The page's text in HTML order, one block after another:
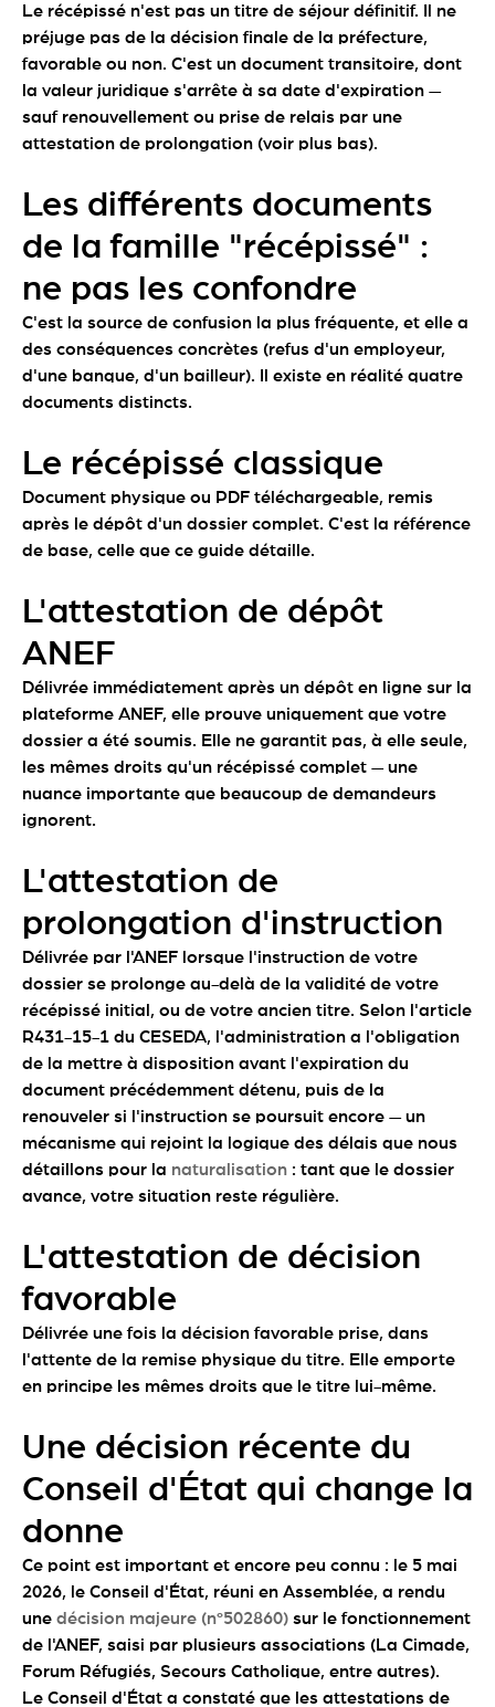
Le récépissé n'est pas un titre de séjour définitif. Il ne
préjuge pas de la décision finale de la préfecture,
favorable ou non. C'est un document transitoire, dont
la valeur juridique s'arrête à sa date d'expiration —
sauf renouvellement ou prise de relais par une
attestation de prolongation (voir plus bas).
Les différents documents
de la famille "récépissé" :
ne pas les confondre
C'est la source de confusion la plus fréquente, et elle a
des conséquences concrètes (refus d'un employeur,
d'une banque, d'un bailleur). Il existe en réalité quatre
documents distincts.
Le récépissé classique
Document physique ou PDF téléchargeable, remis
après le dépôt d'un dossier complet. C'est la référence
de base, celle que ce guide détaille.
L'attestation de dépôt
ANEF
Délivrée immédiatement après un dépôt en ligne sur la
plateforme ANEF, elle prouve uniquement que votre
dossier a été soumis. Elle ne garantit pas, à elle seule,
les mêmes droits qu'un récépissé complet — une
nuance importante que beaucoup de demandeurs
ignorent.
L'attestation de
prolongation d'instruction
Délivrée par l'ANEF lorsque l'instruction de votre
dossier se prolonge au-delà de la validité de votre
récépissé initial, ou de votre ancien titre. Selon l'article
R431-15-1 du CESEDA, l'administration a l'obligation
de la mettre à disposition avant l'expiration du
document précédemment détenu, puis de la
renouveler si l'instruction se poursuit encore — un
mécanisme qui rejoint la logique des délais que nous
détaillons pour la naturalisation : tant que le dossier
avance, votre situation reste régulière.
L'attestation de décision
favorable
Délivrée une fois la décision favorable prise, dans
l'attente de la remise physique du titre. Elle emporte
en principe les mêmes droits que le titre lui-même.
Une décision récente du
Conseil d'État qui change la
donne
Ce point est important et encore peu connu : le 5 mai
2026, le Conseil d'État, réuni en Assemblée, a rendu
une décision majeure (n°502860) sur le fonctionnement
de l'ANEF, saisi par plusieurs associations (La Cimade,
Forum Réfugiés, Secours Catholique, entre autres).
Le Conseil d'État a constaté que les attestations de